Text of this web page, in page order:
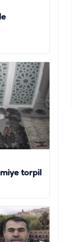
torpil